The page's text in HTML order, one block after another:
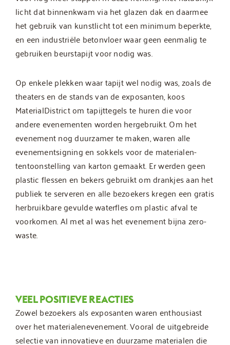
licht dat binnenkwam via het glazen dak en daarmee
het gebruik van kunstlicht tot een minimum beperkte,
en een industriële betonvloer waar geen eenmalig te
gebruiken beurstapijt voor nodig was.
Op enkele plekken waar tapijt wel nodig was, zoals de
theaters en de stands van de exposanten, koos
MaterialDistrict om tapijttegels te huren die voor
andere evenementen worden hergebruikt. Om het
evenement nog duurzamer te maken, waren alle
evenementsigning en sokkels voor de materialen-
tentoonstelling van karton gemaakt. Er werden geen
plastic flessen en bekers gebruikt om drankjes aan het
publiek te serveren en alle bezoekers kregen een gratis
herbruikbare gevulde waterfles om plastic afval te
voorkomen. Al met al was het evenement bijna zero-
waste.
VEEL POSITIEVE REACTIES
Zowel bezoekers als exposanten waren enthousiast
over het materialenevenement. Vooral de uitgebreide
selectie van innovatieve en duurzame materialen die